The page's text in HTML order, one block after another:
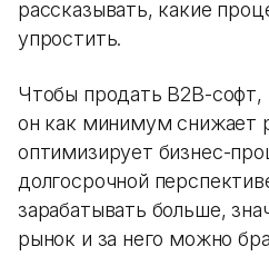
рассказывать, какие
упростить.
Чтобы продать B2B-софт,
он как минимум снижает
оптимизирует бизнес-
долгосрочной
зарабатывать больше,
рынок и за него можно